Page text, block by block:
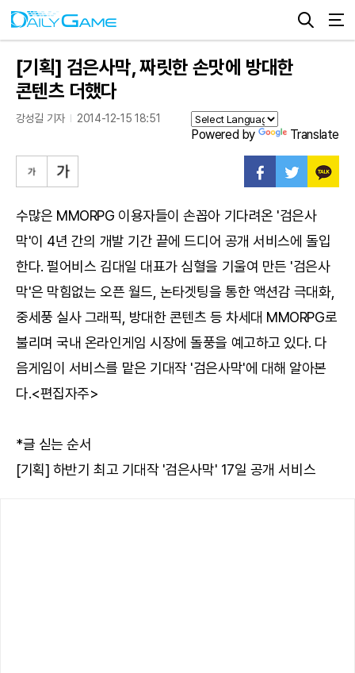
[기획] 검은사막, 짜릿한 손맛에 방대한
콘텐츠 더했다
강성길 기자 2014-12-15 18:51
Powered by Translate
수많은 MMORPG 이용자들이 손꼽아 기다려온 '검은사
막'이 4년 간의 개발 기간 끝에 드디어 공개 서비스에 돌입
한다. 펄어비스 김대일 대표가 심혈을 기울여 만든 '검은사
막'은 막힘없는 오픈 월드, 논타겟팅을 통한 액션감 극대화,
중세풍 실사 그래픽, 방대한 콘텐츠 등 차세대 MMORPG로
불리며 국내 온라인게임 시장에 돌풍을 예고하고 있다. 다
음게임이 서비스를 맡은 기대작 '검은사막'에 대해 알아본
다.<편집자주>
*글 싣는 순서
[기획] 하반기 최고 기대작 '검은사막' 17일 공개 서비스